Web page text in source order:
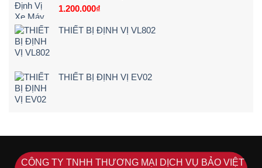
1.200.000₫
THIẾT BỊ ĐỊNH VỊ VL802
THIẾT BỊ ĐỊNH VỊ EV02
CÔNG TY TNHH THƯƠNG MẠI DỊCH VỤ BẢO VIỆT